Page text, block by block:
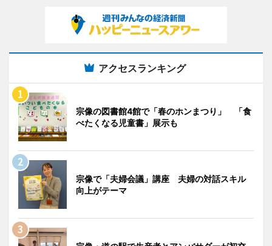
アクセスランキング
宗像の図書館4館で「春のホンまつり」 「食
べたくなる児童書」展示も
宗像で「夫婦会議」講座 夫婦の対話スキル
向上がテーマ